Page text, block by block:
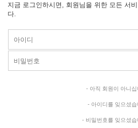
지금 로그인하시면, 회원님을 위한 모든 서
다.
- 아직 회원이 아니십
- 아이디를 잊으셨습
- 비밀번호를 잊으셨습